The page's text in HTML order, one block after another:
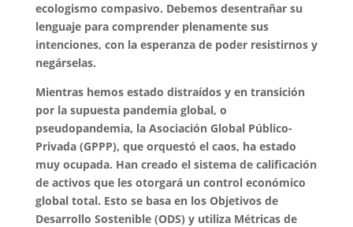
ecologismo compasivo. Debemos desentrañar su
lenguaje para comprender plenamente sus
intenciones, con la esperanza de poder resistirnos y
negárselas.
Mientras hemos estado distraídos y en transición
por la supuesta pandemia global, o
pseudopandemia, la Asociación Global Público-
Privada (GPPP), que orquestó el caos, ha estado
muy ocupada. Han creado el sistema de calificación
de activos que les otorgará un control económico
global total. Esto se basa en los Objetivos de
Desarrollo Sostenible (ODS) y utiliza Métricas de